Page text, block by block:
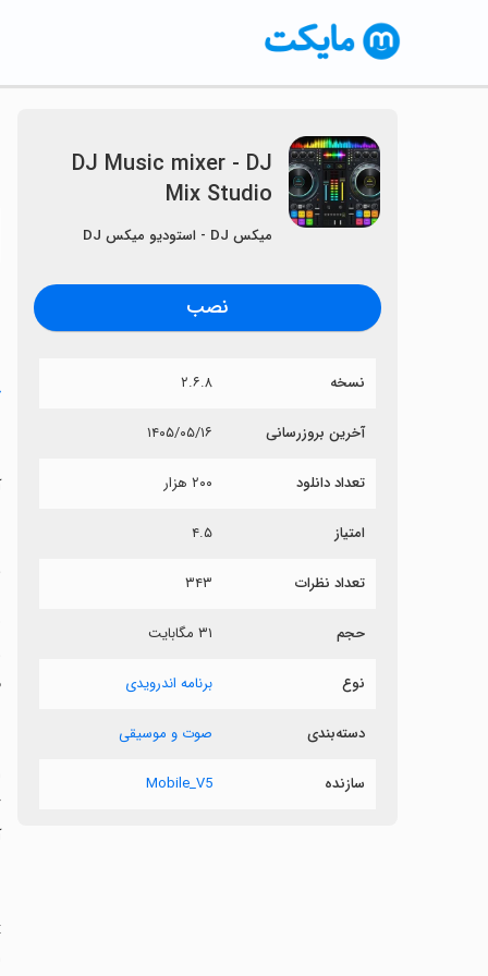
DJ Music mixer - DJ
Mix Studio
میکس DJ - استودیو میکس DJ
نصب
نسخه ۲.۶.۸
آخرین بروزرسانی ۱۴۰۵/۰۵/۱۶
تعداد دانلود ۲۰۰ هزار
امتیاز ۴.۵
تعداد نظرات ۳۴۳
حجم ۳۱ مگابایت
نوع برنامه اندرویدی
دسته‌بندی صوت و موسیقی
سازنده Mobile_V5